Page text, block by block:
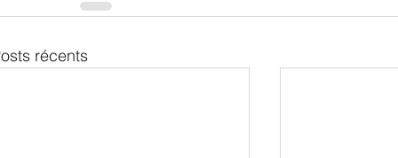
récents